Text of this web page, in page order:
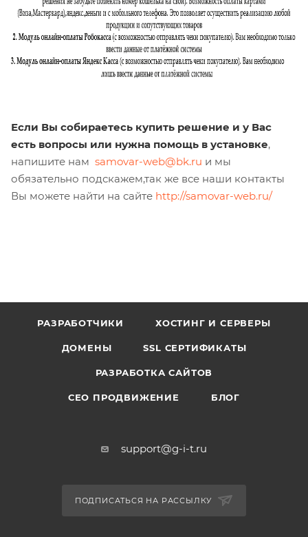
Если Вы собираетесь купить решение и у Вас
есть вопросы или нужна помощь в установке,
напишите нам samovar-web@bk.ru и мы
обязательно подскажем,так же все наши контакты
Вы можете найти на сайте http://samovar-web.ru/
РАЗРАБОТЧИКИ ХОСТИНГ И СЕРВЕРЫ
ДОМЕНЫ SSL СЕРТИФИКАТЫ
РАЗРАБОТКА САЙТОВ
СЕО ПРОДВИЖЕНИЕ БЛОГ
support@g-i-t.ru
ПОДПИСАТЬСЯ НА РАССЫЛКУ